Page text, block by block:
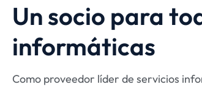
Un socio para
informáticas
Como proveedor líder de servicios